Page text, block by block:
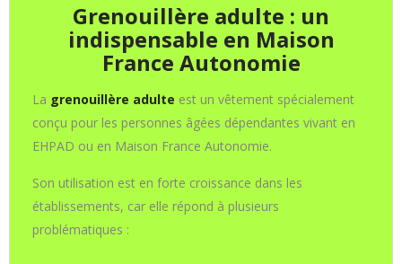
Grenouillère adulte : un
indispensable en Maison
France Autonomie
La grenouillère adulte est un vêtement spécialement
conçu pour les personnes âgées dépendantes vivant en
EHPAD ou en Maison France Autonomie.
Son utilisation est en forte croissance dans les
établissements, car elle répond à plusieurs
problématiques :